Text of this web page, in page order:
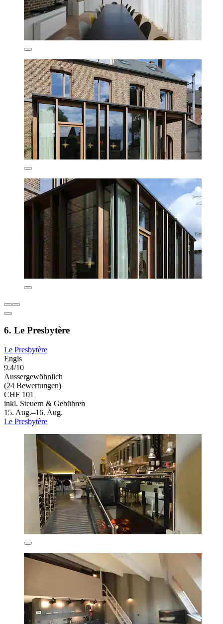
6. Le Presbytère
Le Presbytère
Engis
9.4/10
Aussergewöhnlich
(24 Bewertungen)
CHF 101
inkl. Steuern & Gebühren
15. Aug.–16. Aug.
Le Presbytère